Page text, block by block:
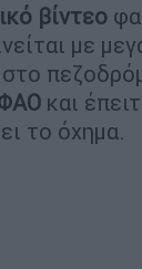
βίντεο
με
και
το όχημα.